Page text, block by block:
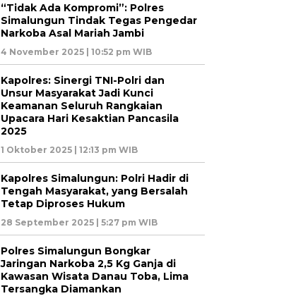
“Tidak Ada Kompromi”: Polres
Simalungun Tindak Tegas Pengedar
Narkoba Asal Mariah Jambi
4 November 2025 | 10:52 pm WIB
Kapolres: Sinergi TNI-Polri dan
Unsur Masyarakat Jadi Kunci
Keamanan Seluruh Rangkaian
Upacara Hari Kesaktian Pancasila
2025
1 Oktober 2025 | 12:13 pm WIB
Kapolres Simalungun: Polri Hadir di
Tengah Masyarakat, yang Bersalah
Tetap Diproses Hukum
28 September 2025 | 5:27 pm WIB
Polres Simalungun Bongkar
Jaringan Narkoba 2,5 Kg Ganja di
Kawasan Wisata Danau Toba, Lima
Tersangka Diamankan